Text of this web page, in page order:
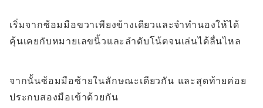
เริ่มจากซ้อมมือขวาเพียงข้างเดียวและจำทำนองให้ได้
คุ้นเคยกับหมายเลขนิ้วและลำดับโน้ตจนเล่นได้ลื่นไหล
จากนั้นซ้อมมือซ้ายในลักษณะเดียวกัน และสุดท้ายค่อย
ประกบสองมือเข้าด้วยกัน